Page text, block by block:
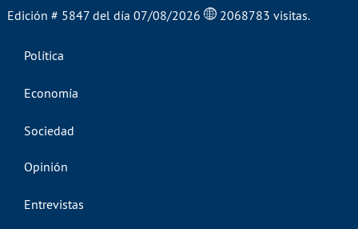
Edición # 5847 del día 07/08/2026 2068783 visitas.
Política
Economía
Sociedad
Opinión
Entrevistas